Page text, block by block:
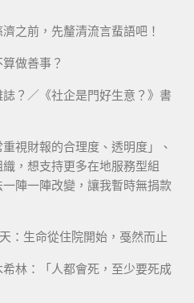
之前，先釐清流言蜚語吧！
做善事？
誌？／《社企是門好生意？》書
視財報的合理度、透明度」、
織，想支持更多在地服務型組
陣一陣改變，讓我暫時無捐款
：生命從住院開始，戞然而止
林：「人都會死，至少要死成